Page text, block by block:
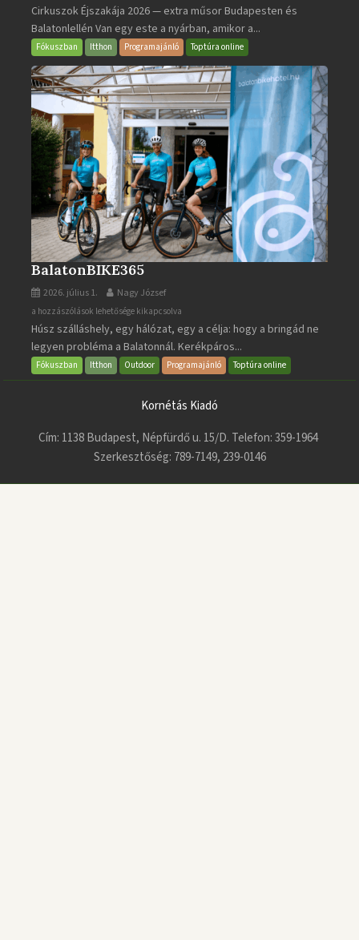
Éjszakája
2026
bejegyzéshez
Cirkuszok Éjszakája 2026 — extra műsor Budapesten és
Balatonlellén Van egy este a nyárban, amikor a...
Fókuszban Itthon Programajánló Toptúra online
BalatonBIKE365
2026. július 1. Nagy József
BalatonBIKE365
bejegyzéshez
a hozzászólások lehetősége kikapcsolva
Húsz szálláshely, egy hálózat, egy a célja: hogy a bringád ne
legyen probléma a Balatonnál. Kerékpáros...
Fókuszban Itthon Outdoor Programajánló Toptúra online
Kornétás Kiadó
Cím: 1138 Budapest, Népfürdő u. 15/D. Telefon: 359-1964
Szerkesztőség: 789-7149, 239-0146